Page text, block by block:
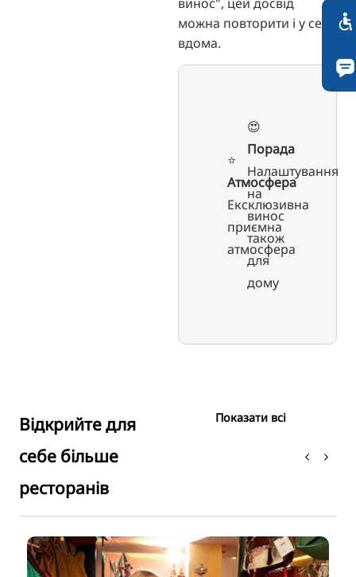
можна повторити і у себе
вдома.
⭐️
Атмосфера
Ексклюзивна
приємна
атмосфера
😍
Порада
Налаштування
на
винос
також
для
дому
Відкрийте для
себе більше
ресторанів
Показати всі